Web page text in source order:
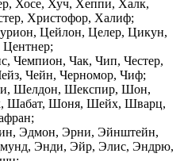
Хосе, Хуч, Хеппи, Халк,
Христофор, Халиф;
Цейлон, Целер, Цикун,
Чемпион, Чак, Чип, Честер,
Чейн, Черномор, Чиф;
Шелдон, Шекспир, Шон,
Шабат, Шоня, Шейх, Шварц,
Эдмон, Эрни, Эйнштейн,
Энди, Эйр, Элис, Эндрю,